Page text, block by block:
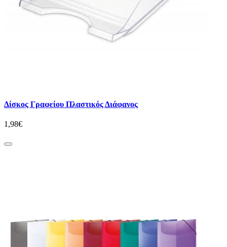
Δίσκος Γραφείου Πλαστικός Διάφανος
1,98€